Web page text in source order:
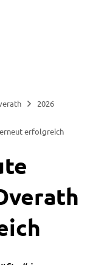
2026
erfolgreich